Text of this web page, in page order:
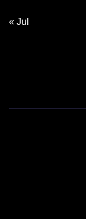
« Jul